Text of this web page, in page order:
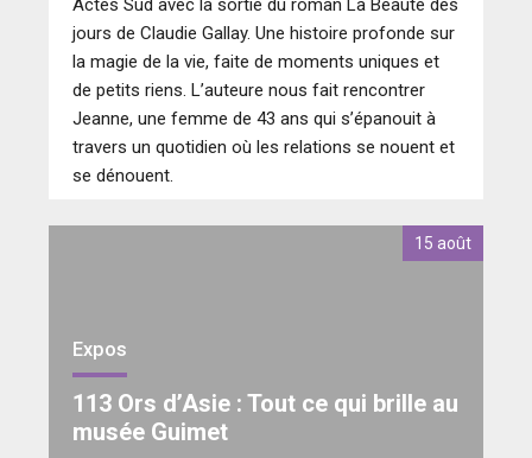
Actes Sud avec la sortie du roman La Beauté des
jours de Claudie Gallay. Une histoire profonde sur
la magie de la vie, faite de moments uniques et
de petits riens. L’auteure nous fait rencontrer
Jeanne, une femme de 43 ans qui s’épanouit à
travers un quotidien où les relations se nouent et
se dénouent.
15 août
Expos
113 Ors d’Asie : Tout ce qui brille au
musée Guimet